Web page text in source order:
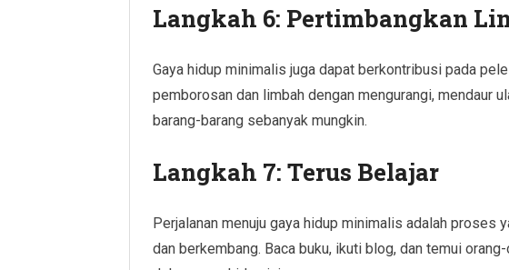
Langkah 6: Pertimbangkan
Gaya hidup minimalis juga dapat berkontribusi pada
pemborosan dan limbah dengan mengurangi, mendaur
barang-barang sebanyak mungkin.
Langkah 7: Terus Belajar
Perjalanan menuju gaya hidup minimalis adalah proses
dan berkembang. Baca buku, ikuti blog, dan temui